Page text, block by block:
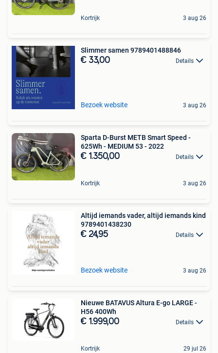
Kortrijk 3 aug 26
Slimmer samen 9789401488846
€ 33,00 Details
Bezoek website 3 aug 26
Sparta D-Burst METB Smart Speed -
625Wh - MEDIUM 53 - 2022
€ 1.350,00 Details
Kortrijk 3 aug 26
Altijd iemands vader, altijd iemands kind
9789401438230
€ 24,95 Details
Bezoek website 3 aug 26
Nieuwe BATAVUS Altura E-go LARGE -
H56 400Wh
€ 1.999,00 Details
Kortrijk 29 jul 26